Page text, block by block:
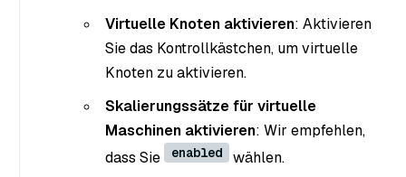
Virtuelle Knoten aktivieren: Aktivieren
Sie das Kontrollkästchen, um virtuelle
Knoten zu aktivieren.
Skalierungssätze für virtuelle
Maschinen aktivieren: Wir empfehlen,
dass Sie
enabled wählen.